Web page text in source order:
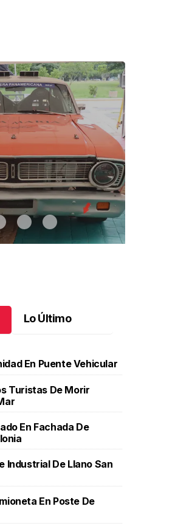
Gutiérrez
Gutiérrez
Lo Último
En Puente Vehicular
Turistas De Morir
En Fachada De
Industrial De Llano San
En Poste De